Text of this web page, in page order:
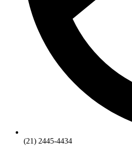
(21) 2445-4434